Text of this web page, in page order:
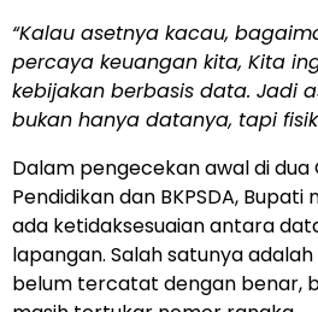
“Kalau asetnya kacau,
percaya keuangan kita, Kita
kebijakan berbasis data. Jadi
bukan hanya datanya, tapi
Dalam pengecekan awal di dua
Pendidikan dan BKPSDA,
ada ketidaksesuaian antara
lapangan. Salah satunya
belum tercatat dengan benar,